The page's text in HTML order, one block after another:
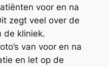
voor en na
zegt veel over de
de kliniek.
van voor en na
en let op de